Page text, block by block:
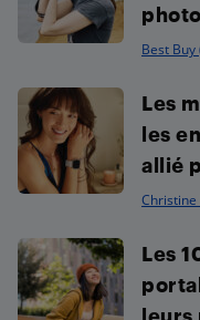
Best
Les
les
allié
Christine
Les